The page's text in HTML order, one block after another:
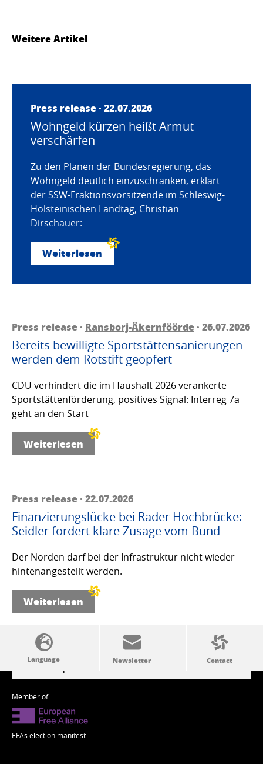
Weitere Artikel
Press release · 22.07.2026
Wohngeld kürzen heißt Armut
verschärfen
Zu den Plänen der Bundesregierung, das
Wohngeld deutlich einzuschränken, erklärt
der SSW-Fraktionsvorsitzende im Schleswig-
Holsteinischen Landtag, Christian
Dirschauer:
Weiterlesen
Press release · Ransborj-Äkernföörde· 26.07.2026
Bereits bewilligte Sportstättensanierungen
werden dem Rotstift geopfert
CDU verhindert die im Haushalt 2026 verankerte
Sportstättenförderung, positives Signal: Interreg 7a
geht an den Start
Weiterlesen
Press release · 22.07.2026
Finanzierungslücke bei Rader Hochbrücke:
Seidler fordert klare Zusage vom Bund
Der Norden darf bei der Infrastruktur nicht wieder
hintenangestellt werden.
Weiterlesen
SSW politics from A to Z
Member of
EFAs election manifest